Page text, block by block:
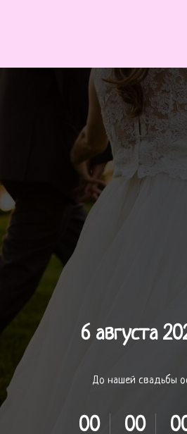
6 августа
До нашей свадьбы
00 00